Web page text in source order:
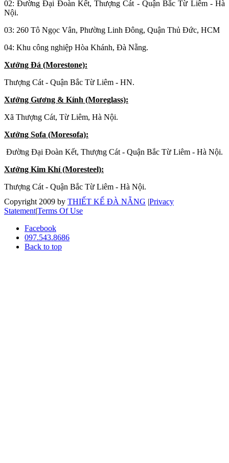
02: Đường Đại Đoàn Kết, Thượng Cát - Quận Bắc Từ Liêm - Hà
Nội.
03: 260 Tô Ngọc Vân, Phường Linh Đông, Quận Thủ Đức, HCM
04: Khu công nghiệp Hòa Khánh, Đà Nẵng.
Xưởng Đá (Morestone):
Thượng Cát - Quận Bắc Từ Liêm - HN.
Xưởng Gương & Kính (Moreglass):
Xã Thượng Cát, Từ Liêm, Hà Nội.
Xưởng Sofa (Moresofa):
Đường Đại Đoàn Kết, Thượng Cát - Quận Bắc Từ Liêm - Hà Nội.
Xưởng Kim Khí (Moresteel):
Thượng Cát - Quận Bắc Từ Liêm - Hà Nội.
Copyright 2009 by THIẾT KẾ ĐÀ NẴNG |Privacy
Statement|Terms Of Use
Facebook
097.543.8686
Back to top